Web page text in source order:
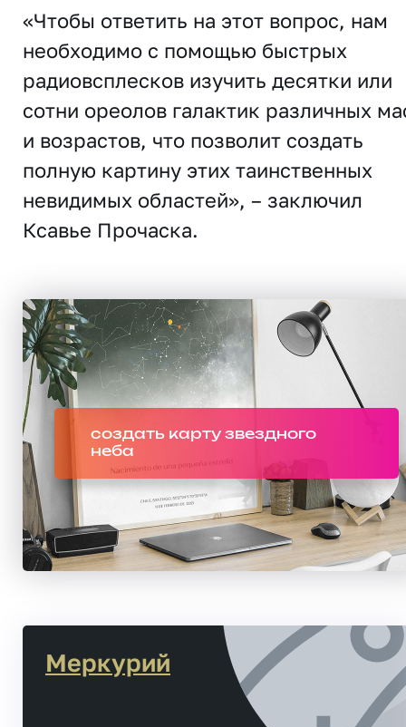
«Чтобы ответить на этот вопрос, нам
необходимо с помощью быстрых
радиовсплесков изучить десятки или
сотни ореолов галактик различных
и возрастов, что позволит создать
полную картину этих таинственных
невидимых областей», – заключил
Ксавье Прочаска.
создать карту звездного
неба
Меркурий